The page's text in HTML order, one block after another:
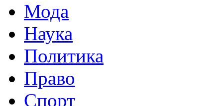
Мода
Наука
Политика
Право
Спорт